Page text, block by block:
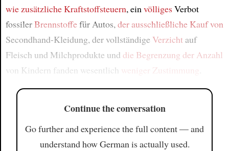
wie zusätzliche Kraftstoffsteuern, ein völligesVerbot
fossilerBrennstoffefür Autos, der ausschließliche Kauf von
Secondhand-Kleidung, der vollständigeVerzichtauf
Fleisch und Milchprodukte und die Begrenzung der Anzahl
von Kindern fanden wesentlich weniger Zustimmung
Continue the conversation
Go further and experience the full content — and
understand how German is actually used.